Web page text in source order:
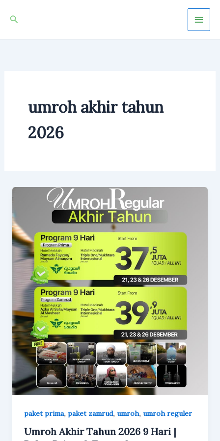
Search
umroh akhir tahun
2026
paket prima, paket zamrud, umroh, umroh reguler
Umroh Akhir Tahun 2026 9 Hari |